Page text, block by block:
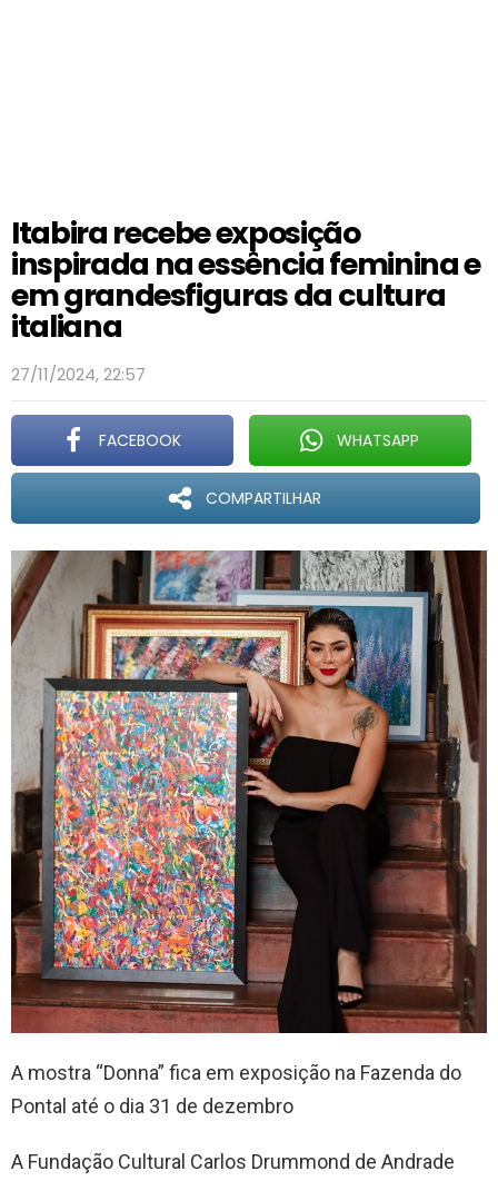
Itabira recebe exposição
inspirada na essência feminina e
em grandesfiguras da cultura
italiana
27/11/2024, 22:57
FACEBOOK WHATSAPP
COMPARTILHAR
A mostra “Donna” fica em exposição na Fazenda do
Pontal até o dia 31 de dezembro
A Fundação Cultural Carlos Drummond de Andrade